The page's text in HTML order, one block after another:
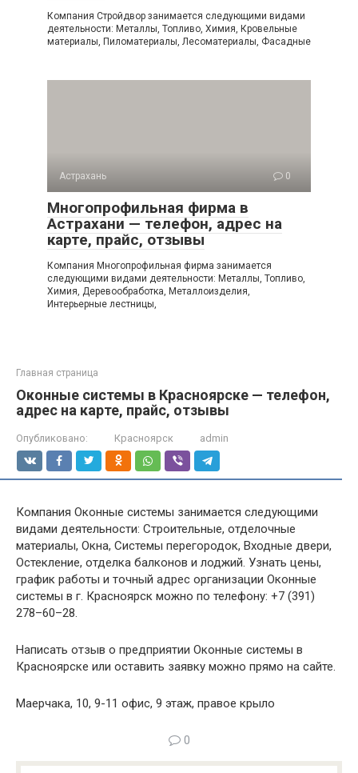
Компания Стройдвор занимается следующими видами
деятельности: Металлы, Топливо, Химия, Кровельные
материалы, Пиломатериалы, Лесоматериалы, Фасадные
Астрахань 0
Многопрофильная фирма в
Астрахани — телефон, адрес на
карте, прайс, отзывы
Компания Многопрофильная фирма занимается
следующими видами деятельности: Металлы, Топливо,
Химия, Деревообработка, Металлоизделия,
Интерьерные лестницы,
Главная страница
Оконные системы в Красноярске — телефон,
адрес на карте, прайс, отзывы
Опубликовано: Красноярск admin
Компания Оконные системы занимается следующими
видами деятельности: Строительные, отделочные
материалы, Окна, Системы перегородок, Входные двери,
Остекление, отделка балконов и лоджий. Узнать цены,
график работы и точный адрес организации Оконные
системы в г. Красноярск можно по телефону: +7 (391)
278–60–28.
Написать отзыв о предприятии Оконные системы в
Красноярске или оставить заявку можно прямо на сайте.
Маерчака, 10, 9-11 офис, 9 этаж, правое крыло
0